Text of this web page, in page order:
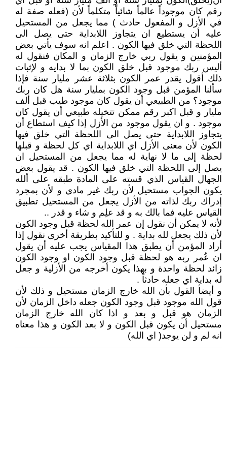
رقم كان موجوداً عالماً شائياً متكلماً لأن (فعله صفة له
في الأزل و المفعول حادث ) مما يجعل من المستحيل
عليه أن يستطيع ان يتجاوز اللابداية حتى يصل الى
اللحظة التي خلق فيها الكون . اعلم انه سوف يأتي بعض
المؤمنين و يقول ربي خارج الزمان و المكان فنقول له
أليس ربك موجود قبل خلق الكون بما لا بدايه و لإثبات
ذلك أقول يقدر عمر الكون بثلاثة عشر مليار سنة فإذا
سألنا المؤمن قبل وجود الكون بمليار سنة هل كان ربك
موجود؟ من الطبيعي أن يقول كان موجود طيب قبل ألف
مليار و قبل اكبر رقم ممكن تتخيله طبيعي أن يقول كان
موجود . و ان يقول موجود من الأزل إذا كيف استطاع أن
يتجاوز اللابداية حتى يصل الى اللحظة التي خلق فيها
الكون لأن معنى الأزل اي اللابداية اي كل لحظة و قبلها
لحظة إلى ما لا نهاية له مما يجعل من المستحيل ان
يصل إلى اللحظة التي خلق فيها الكون . قد يقول بعض
الجهال القياس الذي قسته على المادة طبقه على ألله
يكون الجواب مستحيل لأن ربك غير مادي و لأن بمجرد
إدراك ربك لذاته من الأزل يجعل من المستحيل تطبيق
القياس عليه فما بالك به و قد علِم و شاء و قدر ..
لأنه لا يمكن أن نقول إن عمر الله لحظة قبل وجود الكون
لأن ذلك يجعل لله بداية . و للتأكيد بطريقة أخرى نقول إذا
أراد المؤمن أن يطبق هذا المقياس يجب عليه أن يقول
ان عُمر ربه هو لحظة قبل وجود الكون او وجود الكون
زائد لحظة واحدة و بهذا يكون أخرجه من الأزلية و جعل
له بداية اي جعله حادثاً .
و أيضأ القول بأن الله خارج الزمان مستحيل و ذلك لأن
قول الله موجود قبل وجود الكون جعله داخل الزمان لأن
الزمان هو قبل و بعد و اذا كان الله خارج الزمان
مستحيل أن يكون قبل الكون و لا بعد الكون و هذا معناه
انه لم و لن يوجد( اي الله)